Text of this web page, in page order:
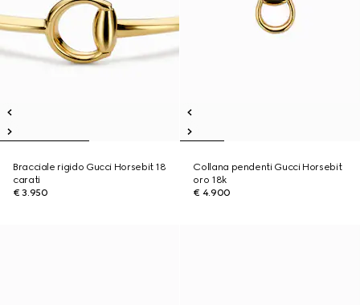
Bracciale rigido Gucci Horsebit 18
carati
€ 3.950
Collana pendenti Gucci Horsebit
oro 18k
€ 4.900